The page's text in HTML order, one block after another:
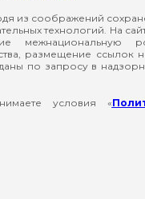
из соображений
технологий. На
межнациональную
размещение ссылок
по запросу в
условия «